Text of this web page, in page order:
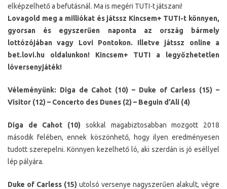
elképzelhető a befutásnál. Ma is megéri TUTI-t játszani!
Lovagold meg a milliókat és játssz Kincsem+ TUTI-t könnyen,
gyorsan és egyszerűen naponta az ország bármely
lottózójában vagy Lovi Pontokon. Illetve játssz online a
bet.lovi.hu oldalunkon! Kincsem+ TUTI a legyőzhetetlen
lóversenyjáték!
Véleményünk: Diga de Cahot (10) – Duke of Carless (15) –
Visitor (12) – Concerto des Dunes (2) – Beguin d’Ali (4)
Diga de Cahot (10) sokkal magabiztosabban mozgott 2018
második felében, ennek köszönhető, hogy ilyen eredményesen
tudott szerepelni. Könnyen kezelhető ló, aki szerdán is jó eséllyel
lép pályára.
Duke of Carless (15) utolsó versenye nagyszerűen alakult, végre